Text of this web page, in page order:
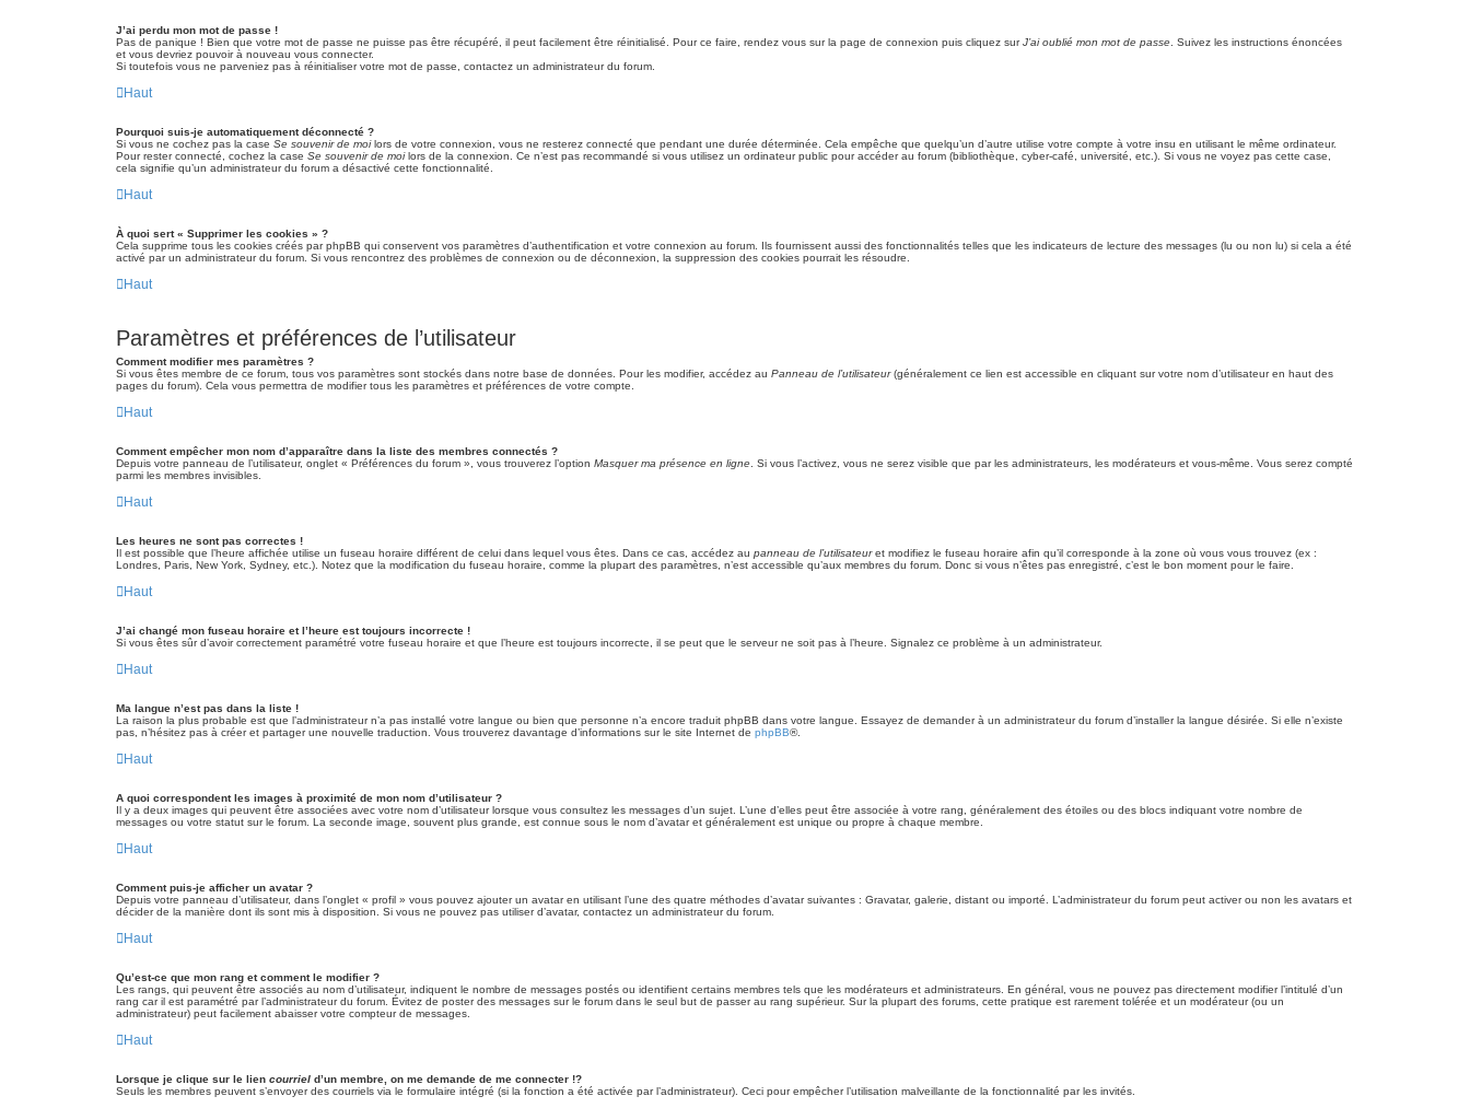
J’ai perdu mon mot de passe !
Pas de panique ! Bien que votre mot de passe ne puisse pas être récupéré, il peut facilement être réinitialisé. Pour ce faire, rendez vous sur la page de connexion puis cliquez surJ’ai oublié mon mot de passe . Suivez les instructions énoncées
et vous devriez pouvoir à nouveau vous connecter.
Si toutefois vous ne parveniez pas à réinitialiser votre mot de passe, contactez un administrateur du forum.
Haut
Pourquoi suis-je automatiquement déconnecté ?
Si vous ne cochez pas la case Se souvenir de moilors de votre connexion, vous ne resterez connecté que pendant une durée déterminée. Cela empêche que quelqu’un d’autre utilise votre compte à votre insu en utilisant le même ordinateur.
Pour rester connecté, cochez la case Se souvenir de moilors de la connexion. Ce n’est pas recommandé si vous utilisez un ordinateur public pour accéder au forum (bibliothèque, cyber-café, université, etc.). Si vous ne voyez pas cette case,
cela signifie qu’un administrateur du forum a désactivé cette fonctionnalité.
Haut
À quoi sert « Supprimer les cookies » ?
Cela supprime tous les cookies créés par phpBB qui conservent vos paramètres d’authentification et votre connexion au forum. Ils fournissent aussi des fonctionnalités telles que les indicateurs de lecture des messages (lu ou non lu) si cela a été
activé par un administrateur du forum. Si vous rencontrez des problèmes de connexion ou de déconnexion, la suppression des cookies pourrait les résoudre.
Haut
Paramètres et préférences de l’utilisateur
Comment modifier mes paramètres ?
Si vous êtes membre de ce forum, tous vos paramètres sont stockés dans notre base de données. Pour les modifier, accédez au Panneau de l’utilisateur(généralement ce lien est accessible en cliquant sur votre nom d’utilisateur en haut des
pages du forum). Cela vous permettra de modifier tous les paramètres et préférences de votre compte.
Haut
Comment empêcher mon nom d’apparaître dans la liste des membres connectés ?
Depuis votre panneau de l’utilisateur, onglet « Préférences du forum », vous trouverez l’option Masquer ma présence en ligne . Si vous l’activez, vous ne serez visible que par les administrateurs, les modérateurs et vous-même. Vous serez compté
parmi les membres invisibles.
Haut
Les heures ne sont pas correctes !
Il est possible que l’heure affichée utilise un fuseau horaire différent de celui dans lequel vous êtes. Dans ce cas, accédez au panneau de l’utilisateuret modifiez le fuseau horaire afin qu’il corresponde à la zone où vous vous trouvez (ex :
Londres, Paris, New York, Sydney, etc.). Notez que la modification du fuseau horaire, comme la plupart des paramètres, n’est accessible qu’aux membres du forum. Donc si vous n’êtes pas enregistré, c’est le bon moment pour le faire.
Haut
J’ai changé mon fuseau horaire et l’heure est toujours incorrecte !
Si vous êtes sûr d’avoir correctement paramétré votre fuseau horaire et que l’heure est toujours incorrecte, il se peut que le serveur ne soit pas à l’heure. Signalez ce problème à un administrateur.
Haut
Ma langue n’est pas dans la liste !
La raison la plus probable est que l’administrateur n’a pas installé votre langue ou bien que personne n’a encore traduit phpBB dans votre langue. Essayez de demander à un administrateur du forum d’installer la langue désirée. Si elle n’existe
pas, n’hésitez pas à créer et partager une nouvelle traduction. Vous trouverez davantage d’informations sur le site Internet de phpBB®.
Haut
A quoi correspondent les images à proximité de mon nom d’utilisateur ?
Il y a deux images qui peuvent être associées avec votre nom d’utilisateur lorsque vous consultez les messages d’un sujet. L’une d’elles peut être associée à votre rang, généralement des étoiles ou des blocs indiquant votre nombre de
messages ou votre statut sur le forum. La seconde image, souvent plus grande, est connue sous le nom d’avatar et généralement est unique ou propre à chaque membre.
Haut
Comment puis-je afficher un avatar ?
Depuis votre panneau d’utilisateur, dans l’onglet « profil » vous pouvez ajouter un avatar en utilisant l’une des quatre méthodes d’avatar suivantes : Gravatar, galerie, distant ou importé. L’administrateur du forum peut activer ou non les avatars et
décider de la manière dont ils sont mis à disposition. Si vous ne pouvez pas utiliser d’avatar, contactez un administrateur du forum.
Haut
Qu’est-ce que mon rang et comment le modifier ?
Les rangs, qui peuvent être associés au nom d’utilisateur, indiquent le nombre de messages postés ou identifient certains membres tels que les modérateurs et administrateurs. En général, vous ne pouvez pas directement modifier l’intitulé d’un
rang car il est paramétré par l’administrateur du forum. Évitez de poster des messages sur le forum dans le seul but de passer au rang supérieur. Sur la plupart des forums, cette pratique est rarement tolérée et un modérateur (ou un
administrateur) peut facilement abaisser votre compteur de messages.
Haut
Lorsque je clique sur le lien courriel d’un membre, on me demande de me connecter !?
Seuls les membres peuvent s’envoyer des courriels via le formulaire intégré (si la fonction a été activée par l’administrateur). Ceci pour empêcher l’utilisation malveillante de la fonctionnalité par les invités.